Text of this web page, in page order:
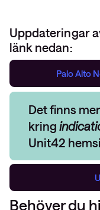
Uppdateringar
länk nedan:
Palo Alto
Det finns
kring
Unit42
Behöver du